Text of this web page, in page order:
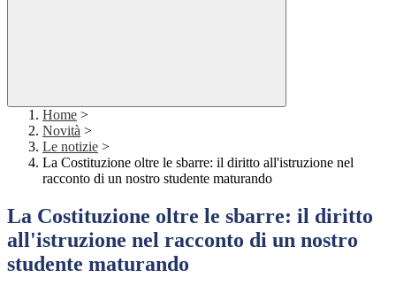
Home >
Novità >
Le notizie >
La Costituzione oltre le sbarre: il diritto all'istruzione nel
racconto di un nostro studente maturando
La Costituzione oltre le sbarre: il diritto
all'istruzione nel racconto di un nostro
studente maturando